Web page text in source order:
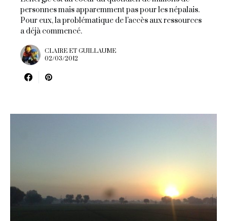
personnes mais apparemment pas pour les népalais.
Pour eux, la problématique de l'accès aux ressources
a déjà commencé.
CLAIRE ET GUILLAUME
02/03/2012